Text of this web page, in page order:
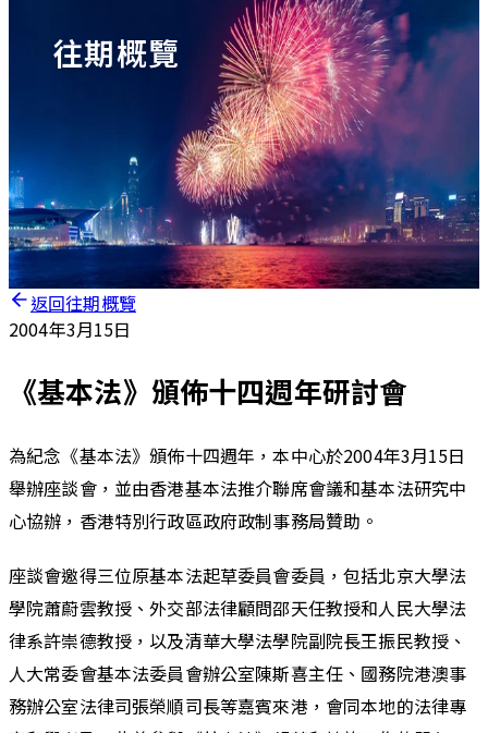
往期概覽
返回往期概覽
2004年3月15日
《基本法》頒佈十四週年研討會
為紀念《基本法》頒佈十四週年，本中心於2004年3月15日
舉辦座談會，並由香港基本法推介聯席會議和基本法研究中
心協辦，香港特別行政區政府政制事務局贊助。
座談會邀得三位原基本法起草委員會委員，包括北京大學法
學院蕭蔚雲教授、外交部法律顧問邵天任教授和人民大學法
律系許崇德教授，以及清華大學法學院副院長王振民教授、
人大常委會基本法委員會辦公室陳斯喜主任、國務院港澳事
務辦公室法律司張榮順司長等嘉賓來港，會同本地的法律專